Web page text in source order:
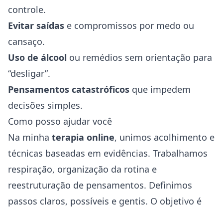
controle.
Evitar saídas e compromissos por medo ou
cansaço.
Uso de álcool ou remédios sem orientação para
“desligar”.
Pensamentos catastróficos que impedem
decisões simples.
Como posso ajudar você
Na minha terapia online, unimos acolhimento e
técnicas baseadas em evidências. Trabalhamos
respiração, organização da rotina e
reestruturação de pensamentos. Definimos
passos claros, possíveis e gentis. O objetivo é